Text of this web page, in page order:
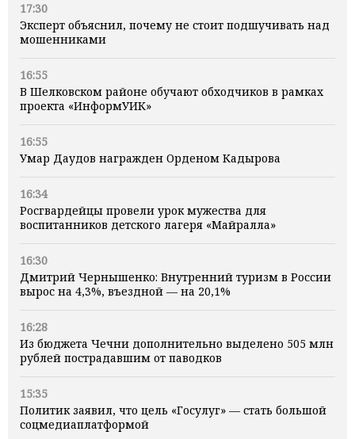
17:30
Эксперт объяснил, почему не стоит подшучивать над
мошенниками
16:55
В Шелковском районе обучают обходчиков в рамках
проекта «ИнформУИК»
16:55
Умар Даудов награжден Орденом Кадырова
16:34
Росгвардейцы провели урок мужества для
воспитанников детского лагеря «Майралла»
16:30
Дмитрий Чернышенко: Внутренний туризм в России
вырос на 4,3%, въездной — на 20,1%
16:28
Из бюджета Чечни дополнительно выделено 505 млн
рублей пострадавшим от паводков
15:35
Политик заявил, что цель «Госулуг» — стать большой
соцмедиаплатформой